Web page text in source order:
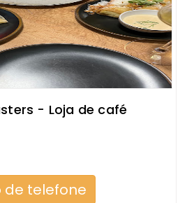
- Loja de café
de telefone